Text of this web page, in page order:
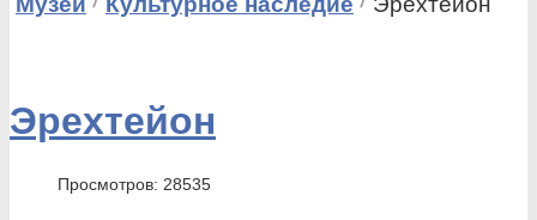
Эрехтейон
Просмотров: 28535